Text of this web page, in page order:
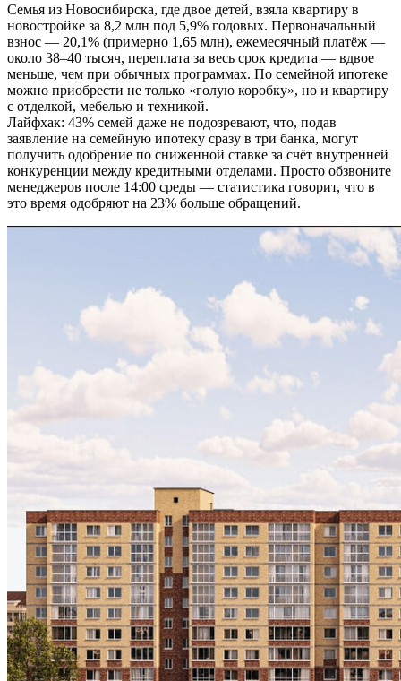
Семья из Новосибирска, где двое детей, взяла квартиру в
новостройке за 8,2 млн под 5,9% годовых. Первоначальный
взнос — 20,1% (примерно 1,65 млн), ежемесячный платёж —
около 38–40 тысяч, переплата за весь срок кредита — вдвое
меньше, чем при обычных программах. По семейной ипотеке
можно приобрести не только «голую коробку», но и квартиру
с отделкой, мебелью и техникой.
Лайфхак: 43% семей даже не подозревают, что, подав
заявление на семейную ипотеку сразу в три банка, могут
получить одобрение по сниженной ставке за счёт внутренней
конкуренции между кредитными отделами. Просто обзвоните
менеджеров после 14:00 среды — статистика говорит, что в
это время одобряют на 23% больше обращений.